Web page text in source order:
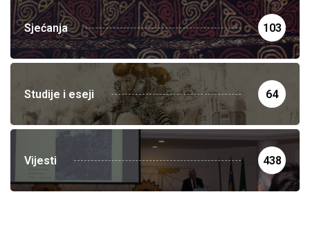
Sjećanja 103
Studije i eseji 64
Vijesti 438